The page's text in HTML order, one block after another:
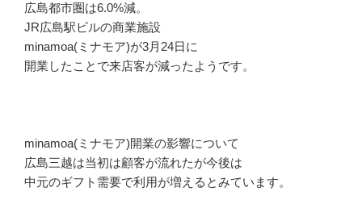
広島都市圏は6.0%減。
JR広島駅ビルの商業施設
minamoa(ミナモア)が3月24日に
開業したことで来店客が減ったようです。
minamoa(ミナモア)開業の影響について
広島三越は当初は顧客が流れたが今後は
中元のギフト需要で利用が増えるとみています。